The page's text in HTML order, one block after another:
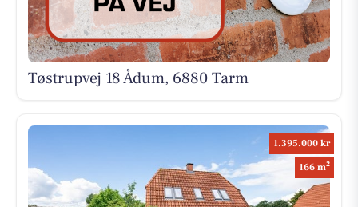
Tøstrupvej 18 Ådum, 6880 Tarm
1.395.000 kr
166 m2